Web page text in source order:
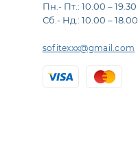
Пн.- Пт.: 10.00 – 19.30
Сб.- Нд.: 10.00 – 18.00
sofitexxx@gmail.com